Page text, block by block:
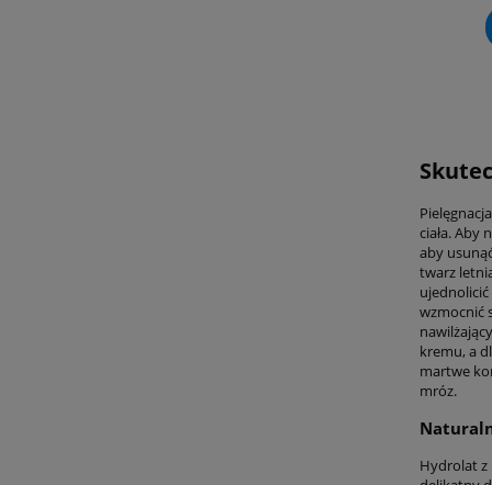
ciała. Aby
aby
twarz
wzmocnić
kremu, a
martwe
mróz.
Hydrolat z